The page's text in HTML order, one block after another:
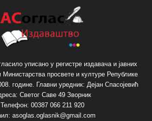
уписано у регистре издавача и јавних
просвете и културе Републике
године. Главни уредник: Дејан Спасојевић
Светог Саве 49 Зворник
Телефон: 00387 066 211 920
asoglas.oglasnik@gmail.com